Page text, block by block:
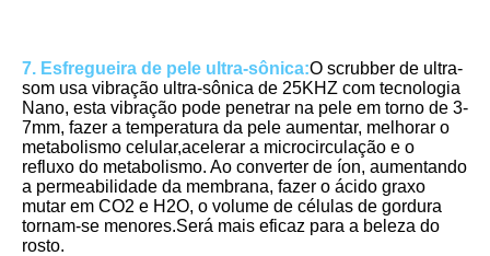
7. Esfregueira de pele ultra-sônica:O scrubber de ultra-
som usa vibração ultra-sônica de 25KHZ com tecnologia
Nano, esta vibração pode penetrar na pele em torno de 3-
7mm, fazer a temperatura da pele aumentar, melhorar o
metabolismo celular,acelerar a microcirculação e o
refluxo do metabolismo. Ao converter de íon, aumentando
a permeabilidade da membrana, fazer o ácido graxo
mutar em CO2 e H2O, o volume de células de gordura
tornam-se menores.Será mais eficaz para a beleza do
rosto.